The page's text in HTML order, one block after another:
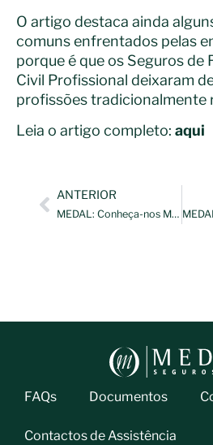
O artigo destaca ainda
comuns enfrentados pelas
porque é que os Seguros de
Civil Profissional deixaram
profissões tradicionalmente
Leia o artigo completo: aqui
ANTERIOR
MEDAL: Conheça-nos Melhor | 30 Anos a Apoiar Clientes em Portugal
FAQs Documentos
Contactos de Assistência